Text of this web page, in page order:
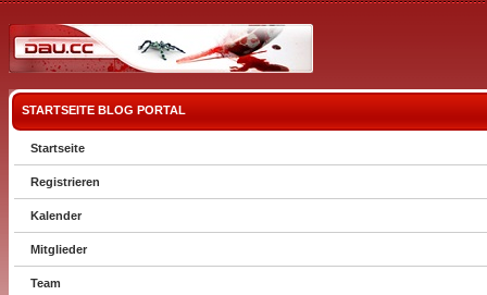
STARTSEITE BLOG PORTAL
Startseite
Registrieren
Kalender
Mitglieder
Team